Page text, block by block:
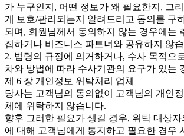
가 누구인지, 어떤 정보가 왜 필요한지, 그
게 보호/관리되는지 알려드리고 동의를 구
되며, 회원님께서 동의하지 않는 경우에는
집하거나 비즈니스 파트너와 공유하지 않
2. 법령의 규정에 의거하거나, 수사 목적으
차와 방법에 따라 수사기관의 요구가 있는
제 6 장 개인정보 위탁처리 업체
당사는 고객님의 동의없이 고객님의 개인
체에 위탁하지 않습니다.
향후 그러한 필요가 생길 경우, 위탁 대상
에 대해 고객님에게 통지하고 필요한 경우